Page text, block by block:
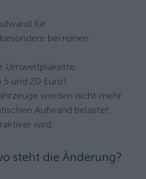
für
bei reinen
Umweltplakette
und 20 Euro).
werden nicht mehr
Aufwand belastet,
wird.
steht die Änderung?